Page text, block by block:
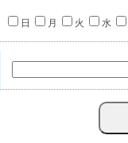
日 月 火 水